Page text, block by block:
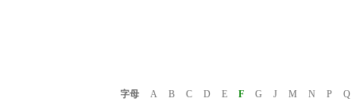
字母 A B C D E F G J M N P Q